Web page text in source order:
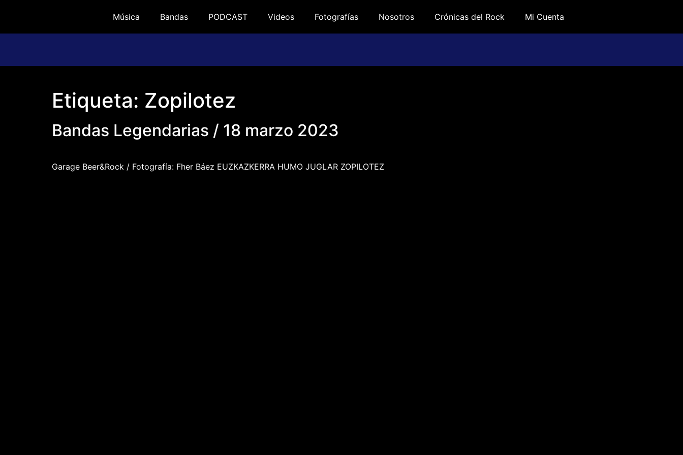
Música Bandas PODCAST Videos Fotografías Nosotros Crónicas del Rock Mi Cuenta
Etiqueta: Zopilotez
Bandas Legendarias / 18 marzo 2023
Garage Beer&Rock / Fotografía: Fher Báez EUZKAZKERRA HUMO JUGLAR ZOPILOTEZ